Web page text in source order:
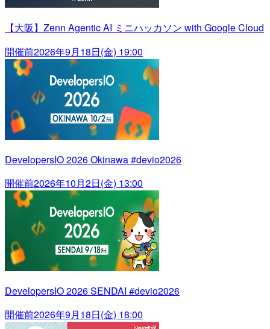
【大阪】Zenn Agentic AI ミニハッカソン with Google Cloud
開催前2026年9月18日(金) 19:00
DevelopersIO 2026 Okinawa #devio2026
開催前2026年10月2日(金) 13:00
DevelopersIO 2026 SENDAI #devio2026
開催前2026年9月18日(金) 18:00